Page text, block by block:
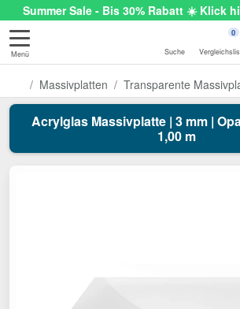
Summer Sale - Bis 30% Rabatt ☀️ Klick
Menü Suche
0
Massivplatten Transparente
Acrylglas Massivplatte | 3 mm |
1,00 m